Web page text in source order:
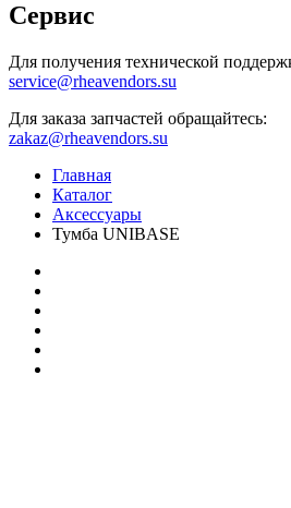
Сервис
Для получения технической
service@rheavendors.su
Для заказа запчастей обращайтесь:
zakaz@rheavendors.su
Главная
Каталог
Аксессуары
Тумба UNIBASE